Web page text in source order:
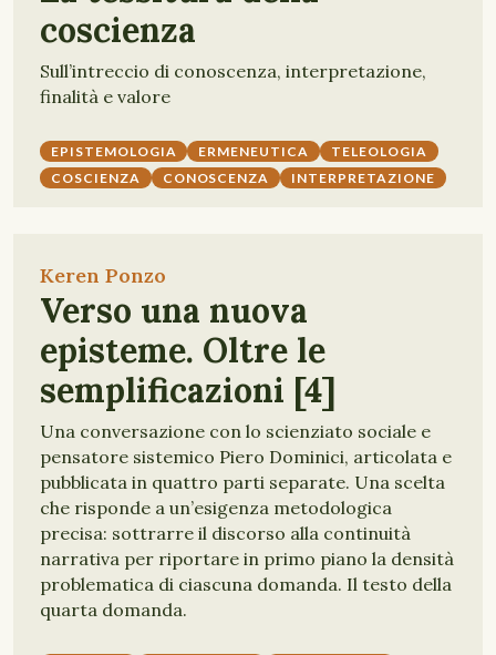
coscienza
Sull’intreccio di conoscenza, interpretazione,
finalità e valore
EPISTEMOLOGIA ERMENEUTICA
TELEOLOGIA
COSCIENZA
CONOSCENZA INTERPRETAZIONE
Keren Ponzo
Verso una nuova
episteme. Oltre le
semplificazioni [4]
Una conversazione con lo scienziato sociale e
pensatore sistemico Piero Dominici, articolata e
pubblicata in quattro parti separate. Una scelta
che risponde a un’esigenza metodologica
precisa: sottrarre il discorso alla continuità
narrativa per riportare in primo piano la densità
problematica di ciascuna domanda. Il testo della
quarta domanda.